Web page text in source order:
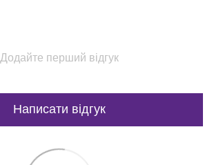
Додайте перший відгук
Написати відгук